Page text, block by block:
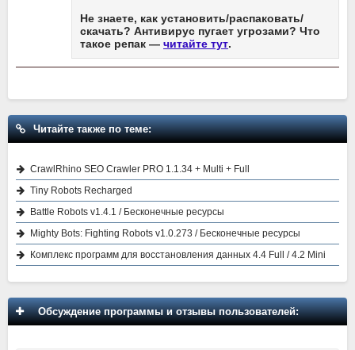
Не знаете, как установить/распаковать/
скачать? Антивирус пугает угрозами? Что
такое репак — читайте тут.
Читайте также по теме:
CrawlRhino SEO Crawler PRO 1.1.34 + Multi + Full
Tiny Robots Recharged
Battle Robots v1.4.1 / Бесконечные ресурсы
Mighty Bots: Fighting Robots v1.0.273 / Бесконечные ресурсы
Комплекс программ для восстановления данных 4.4 Full / 4.2 Mini
Обсуждение программы и отзывы пользователей: